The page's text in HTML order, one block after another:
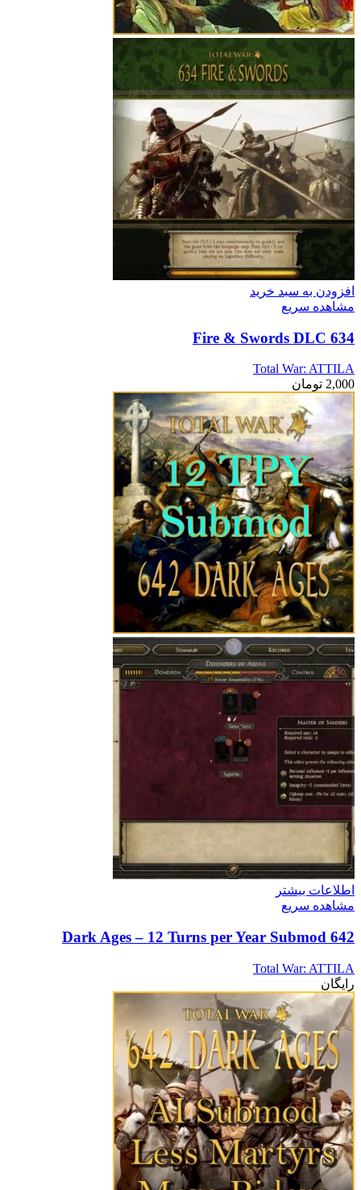
افزودن به سبد خرید
مشاهده سریع
634 Fire & Swords DLC
Total War: ATTILA
2,000 تومان
اطلاعات بیشتر
مشاهده سریع
642 Dark Ages – 12 Turns per Year Submod
Total War: ATTILA
رایگان